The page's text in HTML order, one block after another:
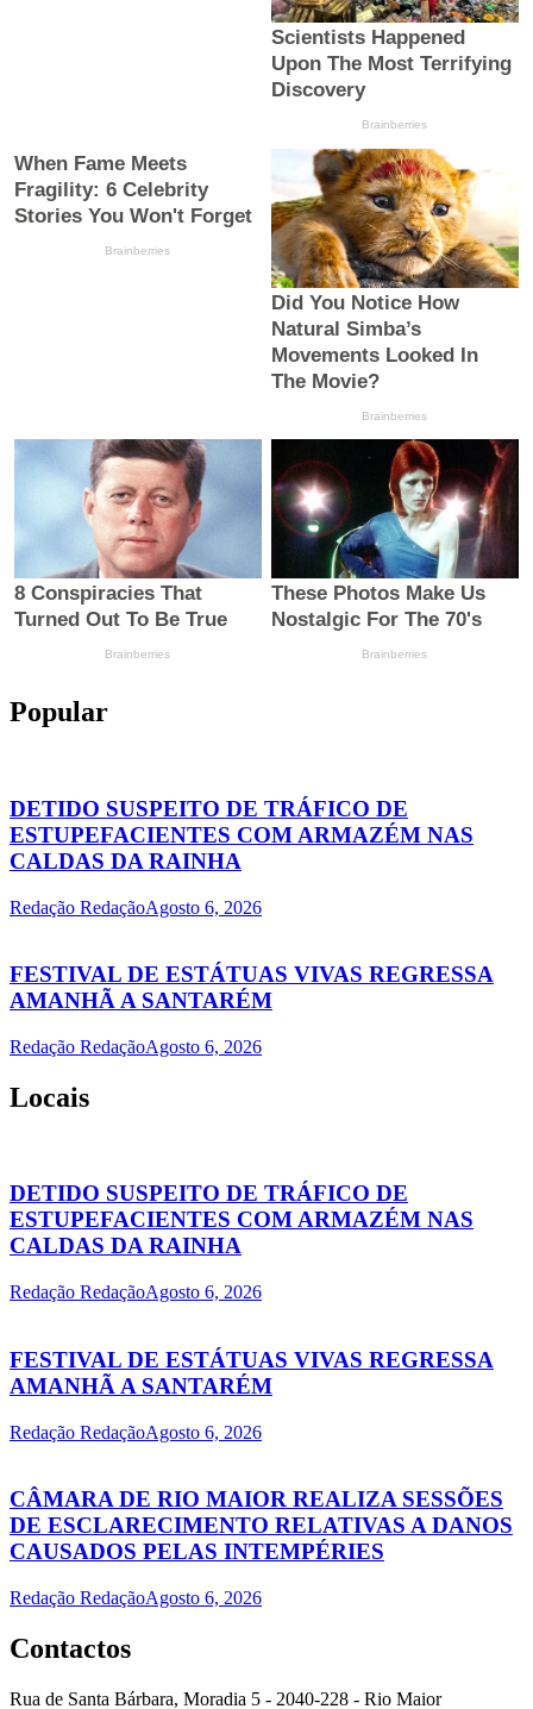
Popular
DETIDO SUSPEITO DE TRÁFICO DE
ESTUPEFACIENTES COM ARMAZÉM NAS
CALDAS DA RAINHA
Redação RedaçãoAgosto 6, 2026
FESTIVAL DE ESTÁTUAS VIVAS REGRESSA
AMANHÃ A SANTARÉM
Redação RedaçãoAgosto 6, 2026
Locais
DETIDO SUSPEITO DE TRÁFICO DE
ESTUPEFACIENTES COM ARMAZÉM NAS
CALDAS DA RAINHA
Redação RedaçãoAgosto 6, 2026
FESTIVAL DE ESTÁTUAS VIVAS REGRESSA
AMANHÃ A SANTARÉM
Redação RedaçãoAgosto 6, 2026
CÂMARA DE RIO MAIOR REALIZA SESSÕES
DE ESCLARECIMENTO RELATIVAS A DANOS
CAUSADOS PELAS INTEMPÉRIES
Redação RedaçãoAgosto 6, 2026
Contactos
Rua de Santa Bárbara, Moradia 5 - 2040-228 - Rio Maior